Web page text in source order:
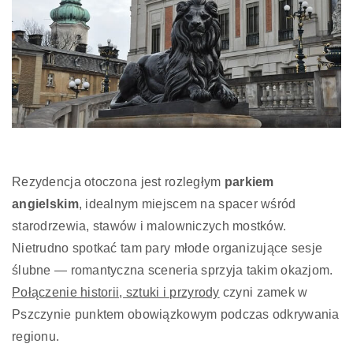
Rezydencja otoczona jest rozległym parkiem
angielskim, idealnym miejscem na spacer wśród
starodrzewia, stawów i malowniczych mostków.
Nietrudno spotkać tam pary młode organizujące sesje
ślubne — romantyczna sceneria sprzyja takim okazjom.
Połączenie historii, sztuki i przyrody czyni zamek w
Pszczynie punktem obowiązkowym podczas odkrywania
regionu.